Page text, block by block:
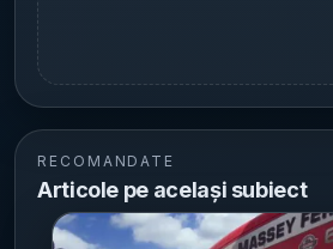
RECOMANDATE
Articole pe același subiect